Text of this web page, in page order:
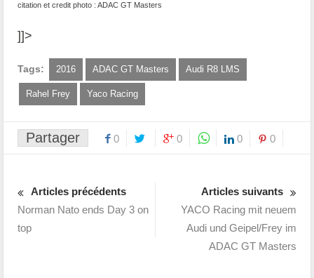
citation et credit photo : ADAC GT Masters
]]>
Tags: 2016 ADAC GT Masters Audi R8 LMS
Rahel Frey Yaco Racing
Partager 0 0 0 0
Articles précédents
Norman Nato ends Day 3 on
top
Articles suivants
YACO Racing mit neuem
Audi und Geipel/Frey im
ADAC GT Masters